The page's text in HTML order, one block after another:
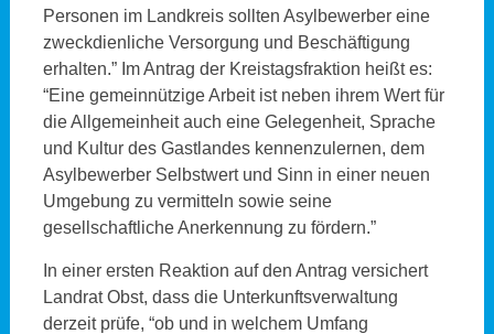
Personen im Landkreis sollten Asylbewerber eine
zweckdienliche Versorgung und Beschäftigung
erhalten.” Im Antrag der Kreistagsfraktion heißt es:
“Eine gemeinnützige Arbeit ist neben ihrem Wert für
die Allgemeinheit auch eine Gelegenheit, Sprache
und Kultur des Gastlandes kennenzulernen, dem
Asylbewerber Selbstwert und Sinn in einer neuen
Umgebung zu vermitteln sowie seine
gesellschaftliche Anerkennung zu fördern.”
In einer ersten Reaktion auf den Antrag versichert
Landrat Obst, dass die Unterkunftsverwaltung
derzeit prüfe, “ob und in welchem Umfang